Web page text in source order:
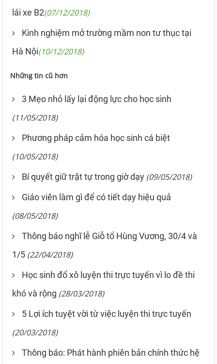
lái xe B2(07/12/2018)
Kinh nghiệm mở trường mầm non tư thục tại
Hà Nội(10/12/2018)
Những tin cũ hơn
3 Mẹo nhỏ lấy lại động lực cho học sinh
(11/05/2018)
Phương pháp cảm hóa học sinh cá biệt
(10/05/2018)
Bí quyết giữ trật tự trong giờ dạy (09/05/2018)
Giáo viên làm gì để có tiết dạy hiệu quả
(08/05/2018)
Thông báo nghĩ lễ Giỗ tổ Hùng Vương, 30/4 và
1/5 (22/04/2018)
Học sinh đổ xô luyện thi trực tuyến vì lo đề thi
khó và rộng (28/03/2018)
5 Lợi ích tuyệt vời từ việc luyện thi trực tuyến
(20/03/2018)
Thông báo: Phát hành phiên bản chính thức hệ